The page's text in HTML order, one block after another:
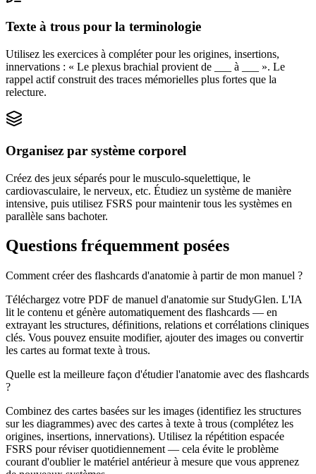
Texte à trous pour la terminologie
Utilisez les exercices à compléter pour les origines, insertions,
innervations : « Le plexus brachial provient de ___ à ___ ». Le
rappel actif construit des traces mémorielles plus fortes que la
relecture.
Organisez par système corporel
Créez des jeux séparés pour le musculo-squelettique, le
cardiovasculaire, le nerveux, etc. Étudiez un système de manière
intensive, puis utilisez FSRS pour maintenir tous les systèmes en
parallèle sans bachoter.
Questions fréquemment posées
Comment créer des flashcards d'anatomie à partir de mon manuel ?
Téléchargez votre PDF de manuel d'anatomie sur StudyGlen. L'IA
lit le contenu et génère automatiquement des flashcards — en
extrayant les structures, définitions, relations et corrélations cliniques
clés. Vous pouvez ensuite modifier, ajouter des images ou convertir
les cartes au format texte à trous.
Quelle est la meilleure façon d'étudier l'anatomie avec des flashcards
?
Combinez des cartes basées sur les images (identifiez les structures
sur les diagrammes) avec des cartes à texte à trous (complétez les
origines, insertions, innervations). Utilisez la répétition espacée
FSRS pour réviser quotidiennement — cela évite le problème
courant d'oublier le matériel antérieur à mesure que vous apprenez